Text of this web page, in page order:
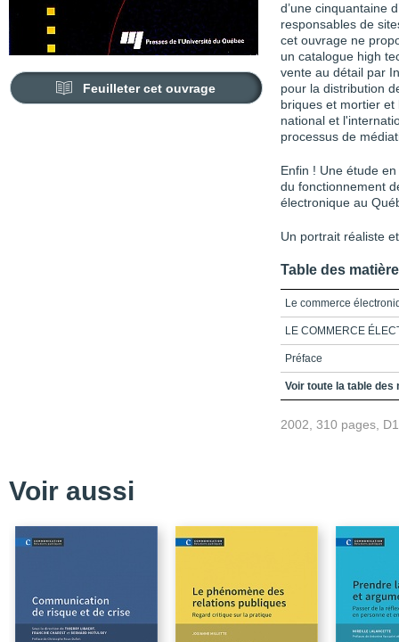
Feuilleter cet ouvrage
d’une cinquantaine
responsables de
cet ouvrage ne
un catalogue high
vente au détail par
pour la distribution
briques et mortier et
national et
processus de
Enfin ! Une étude
du fonctionnement
électronique au
Un portrait réaliste
Table des
Le commerce
LE COMMERCE
Préface
Table des matières
Chapitre 3_Le voyage
Chapitre 5_Le
Chapitre
Chapitre 7_Le
Voir toute la table des
2002, 310 pages,
Voir aussi